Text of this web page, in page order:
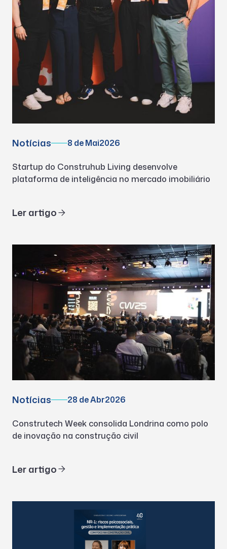
Notícias 8 de Mai2026
Startup do Construhub Living desenvolve
plataforma de inteligência no mercado imobiliário
Ler artigo
Notícias 28 de Abr2026
Construtech Week consolida Londrina como polo
de inovação na construção civil
Ler artigo